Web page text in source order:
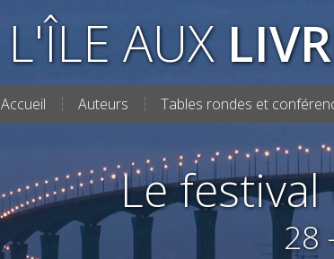
L'ÎLE AUX
Accueil Auteurs Tables rondes et
Le
28